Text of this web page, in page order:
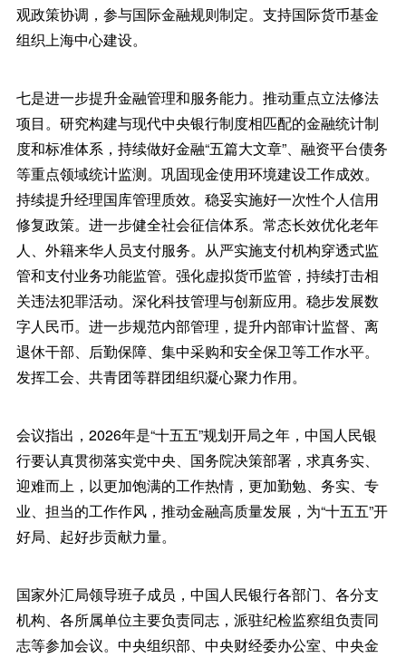
观政策协调，参与国际金融规则制定。支持国际货币基金
组织上海中心建设。
七是进一步提升金融管理和服务能力。推动重点立法修法
项目。研究构建与现代中央银行制度相匹配的金融统计制
度和标准体系，持续做好金融“五篇大文章”、融资平台债务
等重点领域统计监测。巩固现金使用环境建设工作成效。
持续提升经理国库管理质效。稳妥实施好一次性个人信用
修复政策。进一步健全社会征信体系。常态长效优化老年
人、外籍来华人员支付服务。从严实施支付机构穿透式监
管和支付业务功能监管。强化虚拟货币监管，持续打击相
关违法犯罪活动。深化科技管理与创新应用。稳步发展数
字人民币。进一步规范内部管理，提升内部审计监督、离
退休干部、后勤保障、集中采购和安全保卫等工作水平。
发挥工会、共青团等群团组织凝心聚力作用。
会议指出，2026年是“十五五”规划开局之年，中国人民银
行要认真贯彻落实党中央、国务院决策部署，求真务实、
迎难而上，以更加饱满的工作热情，更加勤勉、务实、专
业、担当的工作作风，推动金融高质量发展，为“十五五”开
好局、起好步贡献力量。
国家外汇局领导班子成员，中国人民银行各部门、各分支
机构、各所属单位主要负责同志，派驻纪检监察组负责同
志等参加会议。中央组织部、中央财经委办公室、中央金